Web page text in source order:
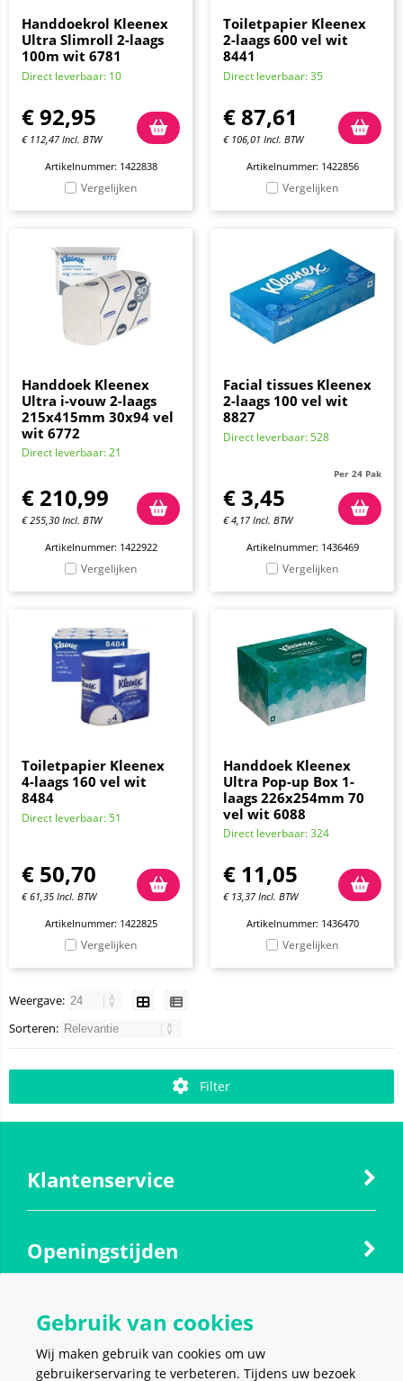
Handdoekrol Kleenex
Ultra Slimroll 2-laags
100m wit 6781
Direct leverbaar: 10
€92,95
€ 112,47 Incl. BTW
Artikelnummer: 1422838
Vergelijken
Toiletpapier Kleenex
2-laags 600 vel wit
8441
Direct leverbaar: 35
€87,61
€ 106,01 Incl. BTW
Artikelnummer: 1422856
Vergelijken
Handdoek Kleenex
Ultra i-vouw 2-laags
215x415mm 30x94 vel
wit 6772
Direct leverbaar: 21
€ 210,99
€255,30 Incl. BTW
Artikelnummer: 1422922
Vergelijken
Facial tissues Kleenex
2-laags 100 vel wit
8827
Direct leverbaar: 528
Per 24 Pak
€ 3,45
€4,17 Incl. BTW
Artikelnummer: 1436469
Vergelijken
Toiletpapier Kleenex
4-laags 160 vel wit
8484
Direct leverbaar: 51
€ 50,70
€61,35 Incl. BTW
Artikelnummer: 1422825
Vergelijken
Handdoek Kleenex
Ultra Pop-up Box 1-
laags 226x254mm 70
vel wit 6088
Direct leverbaar: 324
€ 11,05
€ 13,37 Incl. BTW
Artikelnummer: 1436470
Vergelijken
Weergave:
Sorteren:
Filter
Klantenservice
Openingstijden
Contact
Gebruik van cookies
Wij maken gebruik van cookies om uw
gebruikerservaring te verbeteren. Tijdens uw bezoek